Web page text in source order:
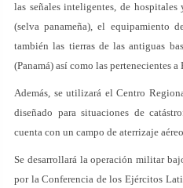
las señales inteligentes, de hospitales
(selva panameña), el equipamiento
también las tierras de las antiguas
(Panamá) así como las pertenecientes a
Además, se utilizará el Centro
diseñado para situaciones de
cuenta con un campo de aterrizaje
Se desarrollará la operación militar
por la Conferencia de los Ejércitos